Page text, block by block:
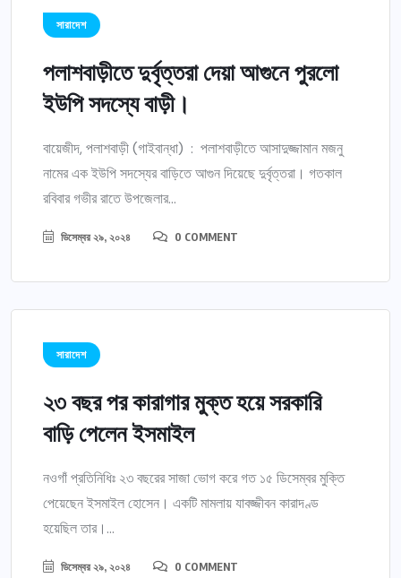
সারাদেশ
পলাশবাড়ীতে দুর্বৃত্তরা দেয়া আগুনে পুরলো
ইউপি সদস্যে বাড়ী।
বায়েজীদ, পলাশবাড়ী (গাইবান্ধা) : পলাশবাড়ীতে আসাদুজ্জামান মজনু
নামের এক ইউপি সদস্যের বাড়িতে আগুন দিয়েছে দুর্বৃত্তরা। গতকাল
রবিবার গভীর রাতে উপজেলার...
ডিসেম্বর ২৯, ২০২৪ 0 COMMENT
সারাদেশ
২৩ বছর পর কারাগার মুক্ত হয়ে সরকারি
বাড়ি পেলেন ইসমাইল
নওগাঁ প্রতিনিধিঃ ২৩ বছরের সাজা ভোগ করে গত ১৫ ডিসেম্বর মুক্তি
পেয়েছেন ইসমাইল হোসেন। একটি মামলায় যাবজ্জীবন কারাদণ্ড
হয়েছিল তার।...
ডিসেম্বর ২৯, ২০২৪ 0 COMMENT